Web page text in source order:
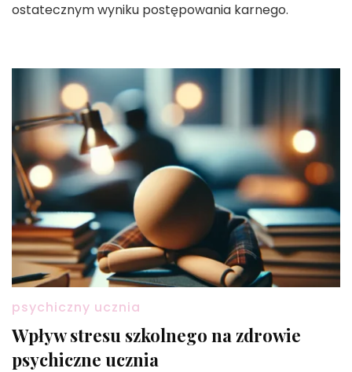
ostatecznym wyniku postępowania karnego.
psychiczny ucznia
Wpływ stresu szkolnego na zdrowie
psychiczne ucznia